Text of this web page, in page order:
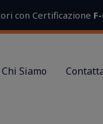
con Certificazione
Chi Siamo